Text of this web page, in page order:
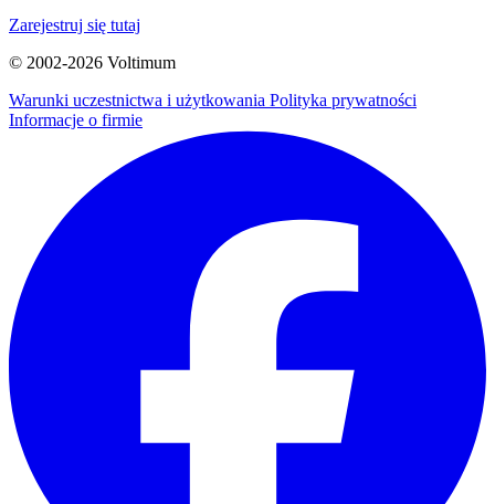
Zarejestruj się tutaj
© 2002-2026 Voltimum
Warunki uczestnictwa i użytkowania Polityka prywatności
Informacje o firmie